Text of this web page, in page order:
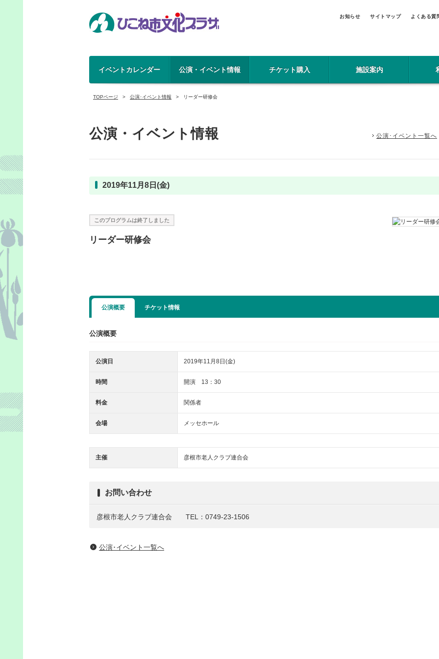
お知らせ サイトマップ よくある質
イベントカレンダー 公演・イベント情報 チケット購入 施設案内
TOPページ 公演･イベント情報 リーダー研修会
公演・イベント情報 公演･イベント一覧へ
2019年11月8日(金)
このプログラムは終了しました
リーダー研修会
公演概要 チケット情報
公演概要
公演日 2019年11月8日(金)
時間 開演 13：30
料金 関係者
会場 メッセホール
主催 彦根市老人クラブ連合会
お問い合わせ
彦根市老人クラブ連合会 TEL：0749-23-1506
公演･イベント一覧へ